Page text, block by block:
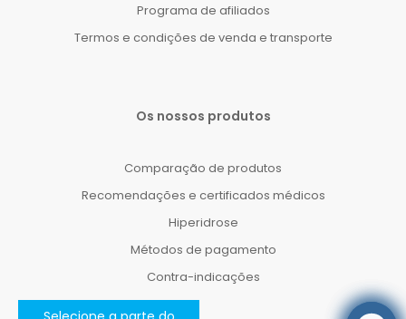
Programa de afiliados
Termos e condições de venda e transporte
Os nossos produtos
Comparação de produtos
Recomendações e certificados médicos
Hiperidrose
Métodos de pagamento
Contra-indicações